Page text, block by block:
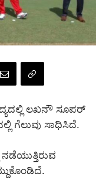
ಲಖನೌ ಸೂಪರ್‌
ಗೆಲುವು ಸಾಧಿಸಿದೆ.